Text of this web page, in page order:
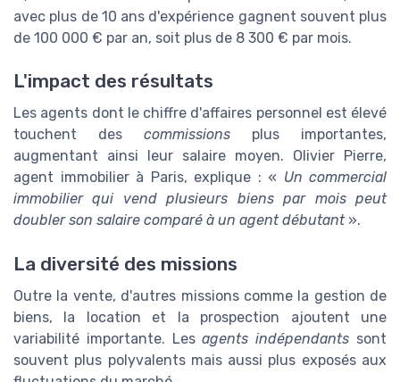
avec plus de 10 ans d'expérience gagnent souvent plus
de 100 000 € par an, soit plus de 8 300 € par mois.
L'impact des résultats
Les agents dont le chiffre d'affaires personnel est élevé
touchent des commissions plus importantes,
augmentant ainsi leur salaire moyen. Olivier Pierre,
agent immobilier à Paris, explique : « Un commercial
immobilier qui vend plusieurs biens par mois peut
doubler son salaire comparé à un agent débutant».
La diversité des missions
Outre la vente, d'autres missions comme la gestion de
biens, la location et la prospection ajoutent une
variabilité importante. Lesagents indépendants sont
souvent plus polyvalents mais aussi plus exposés aux